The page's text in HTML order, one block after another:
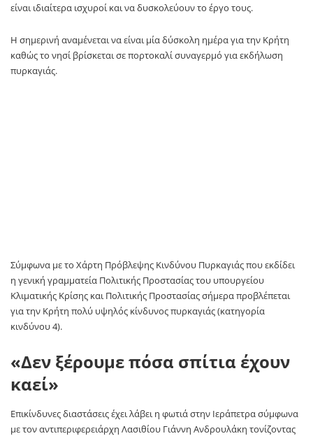
είναι ιδιαίτερα ισχυροί και να δυσκολεύουν το έργο τους.
Η σημερινή αναμένεται να είναι μία δύσκολη ημέρα για την Κρήτη
καθώς το νησί βρίσκεται σε πορτοκαλί συναγερμό για εκδήλωση
πυρκαγιάς.
Σύμφωνα με το Χάρτη Πρόβλεψης Κινδύνου Πυρκαγιάς που εκδίδει
η γενική γραμματεία Πολιτικής Προστασίας του υπουργείου
Κλιματικής Κρίσης και Πολιτικής Προστασίας σήμερα προβλέπεται
για την Κρήτη πολύ υψηλός κίνδυνος πυρκαγιάς (κατηγορία
κινδύνου 4).
«Δεν ξέρουμε πόσα σπίτια έχουν
καεί»
Επικίνδυνες διαστάσεις έχει λάβει η φωτιά στην Ιεράπετρα σύμφωνα
με τον αντιπεριφερειάρχη Λασιθίου Γιάννη Ανδρουλάκη τονίζοντας